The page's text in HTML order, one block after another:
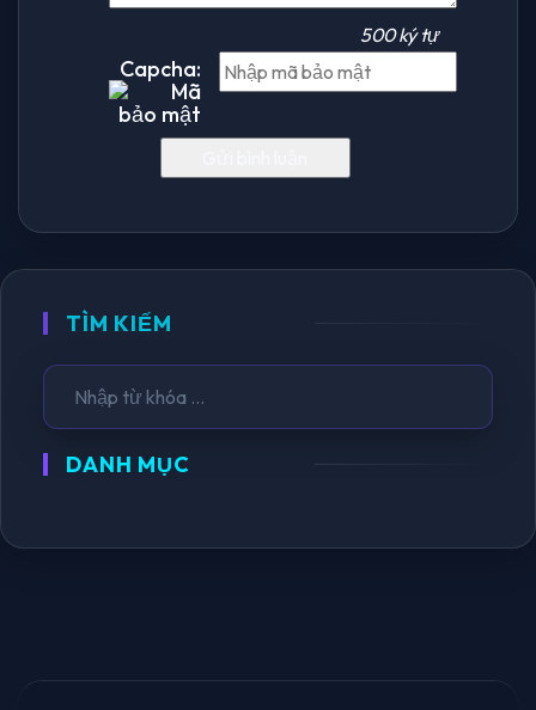
500 ký tự
Capcha:
TÌM KIẾM
DANH MỤC